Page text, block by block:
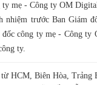
ty mẹ - Công ty OM
nhiệm trước Ban Giám
công ty mẹ - Công
ty.
HCM, Biên Hòa, Trảng